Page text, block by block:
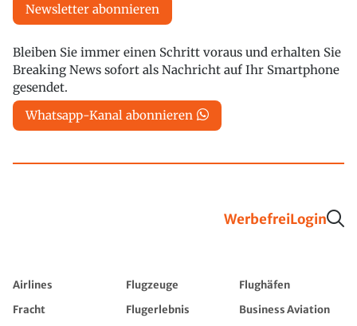
Newsletter abonnieren
Bleiben Sie immer einen Schritt voraus und erhalten Sie
Breaking News sofort als Nachricht auf Ihr Smartphone
gesendet.
Whatsapp-Kanal abonnieren
WerbefreiLogin
Airlines Flugzeuge
Flughäfen
Fracht
Flugerlebnis
Business Aviation